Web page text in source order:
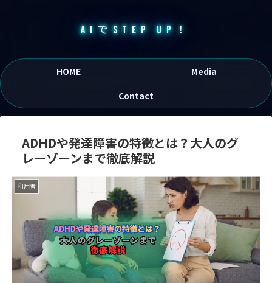
AIでSTEP UP！
HOME
Media
Contact
ADHDや発達障害の特徴とは？大人のグ
レーゾーンまで徹底解説
利用者